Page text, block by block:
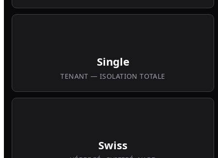
Single
TENANT — ISOLATION TOTALE
Swiss